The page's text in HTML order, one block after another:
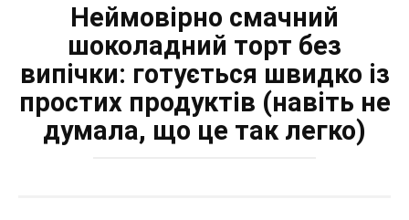
Неймовірно смачний
шоколадний торт без
випічки: готується швидко із
простих продуктів (навіть не
думала, що це так легко)